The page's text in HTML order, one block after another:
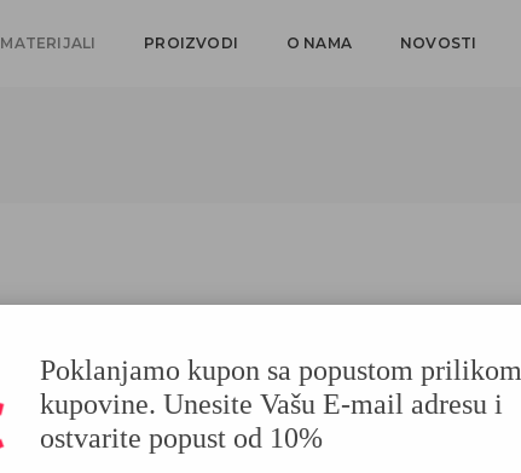
MATERIJALI PROIZVODI O NAMA NOVOSTI
POSTER PAPIR
Poklanjamo kupon sa popustom prilikom
kupovine. Unesite Vašu E-mail adresu i
ostvarite popust od 10%